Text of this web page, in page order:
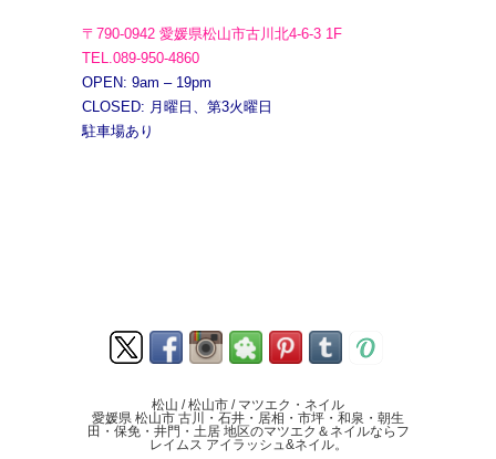
〒790-0942 愛媛県松山市古川北4-6-3 1F
TEL.089-950-4860
OPEN: 9am – 19pm
CLOSED: 月曜日、第3火曜日
駐車場あり
松山 / 松山市 / マツエク・ネイル
愛媛県 松山市 古川・石井・居相・市坪・和泉・朝生
田・保免・井門・土居 地区のマツエク＆ネイルならフ
レイムス アイラッシュ&ネイル。